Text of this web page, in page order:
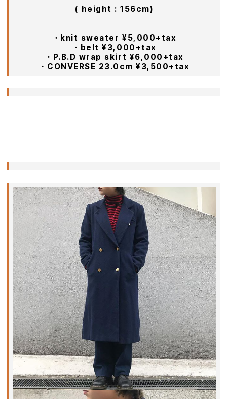
( height : 156cm)
・knit sweater ¥5,000+tax
・belt ¥3,000+tax
・P.B.D wrap skirt ¥6,000+tax
・CONVERSE 23.0cm ¥3,500+tax